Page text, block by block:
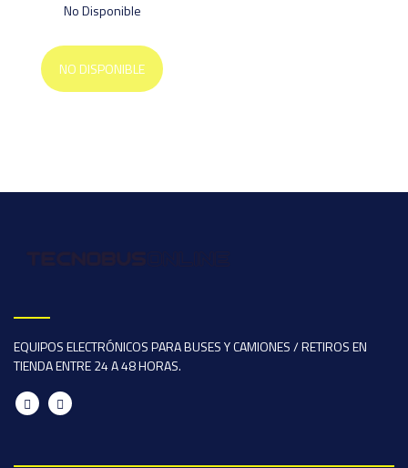
No Disponible
NO DISPONIBLE
EQUIPOS ELECTRÓNICOS PARA BUSES Y CAMIONES / RETIROS EN
TIENDA ENTRE 24 A 48 HORAS.